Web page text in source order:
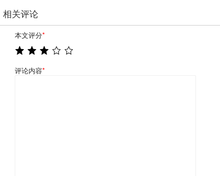
相关评论
本文评分*
评论内容*